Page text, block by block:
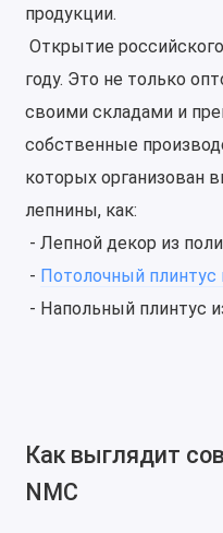
продукции.
Открытие
году. Это не только
своими складами и
собственные
которых организован
лепнины, как:
- Лепной декор из
- Потолочный плинтус
- Напольный плинтус
Как выглядит
NMC